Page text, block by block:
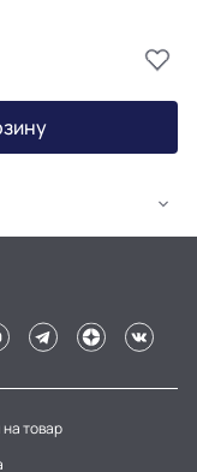
товар